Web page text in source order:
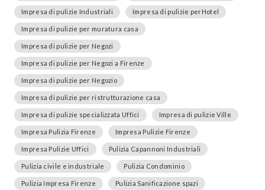
Impresa di pulizie Industriali Impresa di pulizie perHotel
Impresa di pulizie per muratura casa
Impresa di pulizie per Negozi
Impresa di pulizie per Negozi a Firenze
Impresa di pulizie per Negozio
Impresa di pulizie per ristrutturazione casa
Impresa di pulizie specializzata Uffici Impresa di pulizie Ville
Impresa Pulizia Firenze Impresa Pulizie Firenze
Impresa Pulizie Uffici Pulizia Capannoni Industriali
Pulizia civile e industriale Pulizia Condominio
Pulizia Impresa Firenze Pulizia Sanificazione spazi